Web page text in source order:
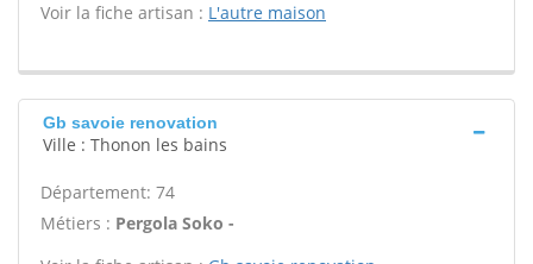
Voir la fiche artisan : L'autre maison
Gb savoie renovation
Ville : Thonon les bains
Département: 74
Métiers : Pergola Soko -